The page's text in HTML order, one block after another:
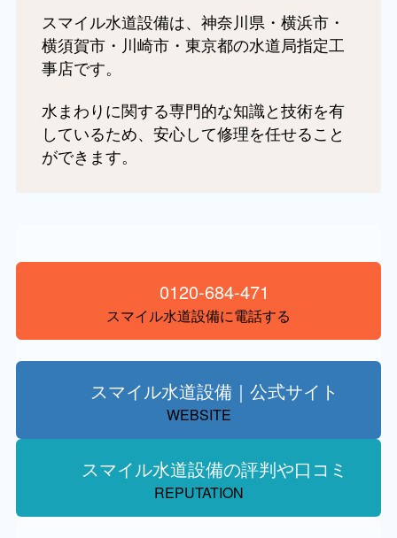
スマイル水道設備は、神奈川県・横浜市・
横須賀市・川崎市・東京都の水道局指定工
事店です。
水まわりに関する専門的な知識と技術を有
しているため、安心して修理を任せること
ができます。
0120-684-471
スマイル水道設備に電話する
スマイル水道設備｜公式サイト
WEBSITE
スマイル水道設備の評判や口コミ
REPUTATION